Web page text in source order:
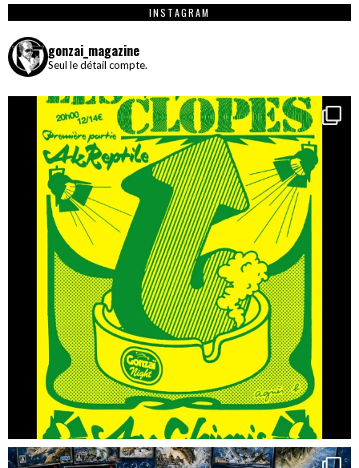
INSTAGRAM
gonzai_magazine
Seul le détail compte.